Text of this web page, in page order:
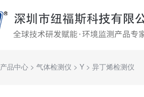
产品中心 > 气体检测仪 > Y > 异丁烯检测仪